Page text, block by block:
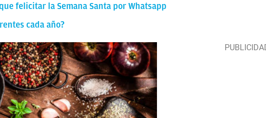
felicitar la Semana Santa por Whatsapp
cada año?